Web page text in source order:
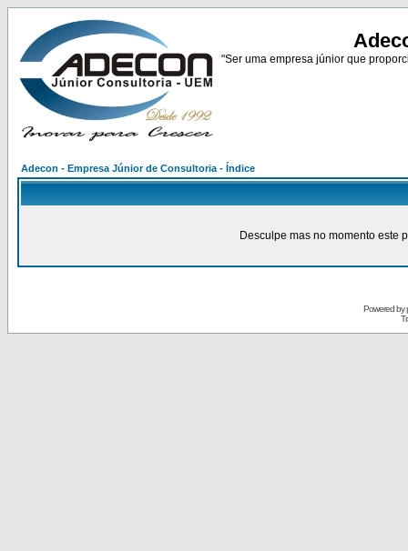
"Ser uma empresa júnior que
Adecon - Empresa Júnior de Consultoria - Índice
Desculpe mas no momento este
Powered by